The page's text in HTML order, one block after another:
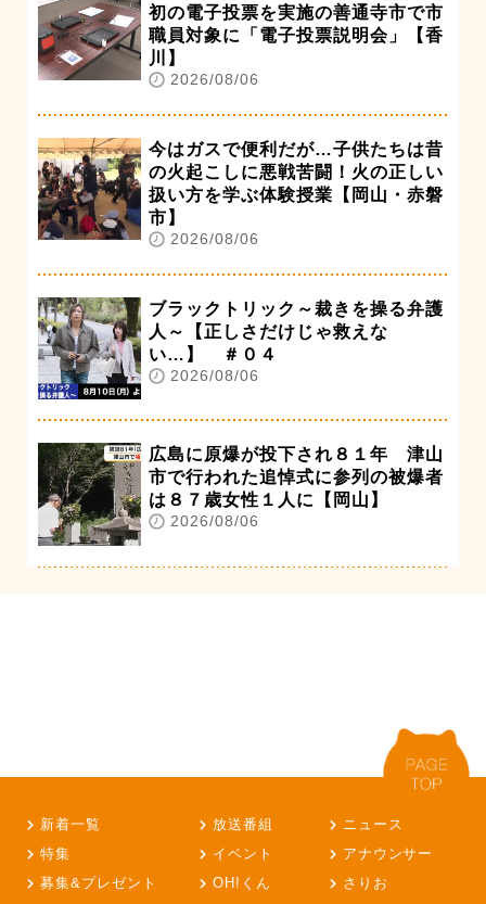
初の電子投票を実施の善通寺市で市
職員対象に「電子投票説明会」【香
川】
2026/08/06
今はガスで便利だが…子供たちは昔
の火起こしに悪戦苦闘！火の正しい
扱い方を学ぶ体験授業【岡山・赤磐
市】
2026/08/06
ブラックトリック～裁きを操る弁護
人～【正しさだけじゃ救えな
い…】 ＃０４
2026/08/06
広島に原爆が投下され８１年 津山
市で行われた追悼式に参列の被爆者
は８７歳女性１人に【岡山】
2026/08/06
新着一覧 放送番組
ニュース
特集
イベント
アナウンサー
募集&プレゼント
OH!くん さりお